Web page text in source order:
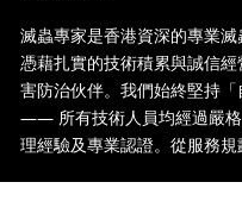
滅蟲專家是香港資深的專業
憑藉扎實的技術積累與誠信
害防治伙伴。我們始終堅持
—— 所有技術人員均經過嚴格
理經驗及專業認證。從服務